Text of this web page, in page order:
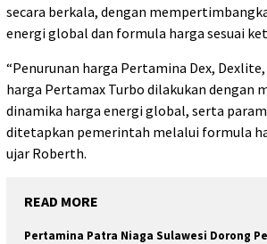
secara berkala, dengan
energi global dan formula harga sesuai
“Penurunan harga Pertamina Dex,
harga Pertamax Turbo dilakukan dengan
dinamika harga energi global, serta
ditetapkan pemerintah melalui formula
ujar Roberth.
READ MORE
Pertamina Patra Niaga Sulawesi Dorong